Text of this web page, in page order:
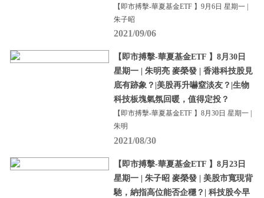
【即市搏擊-華夏基金ETF 】9月6日 星期一 |
朱子昭
2021/09/06
【即市搏擊-華夏基金ETF 】8月30日
星期一 | 朱明亮 麥榮發 | 香港科技股見
底有跡象？|美股再升嚇窒淡友？|生物
科技板塊氣氛回暖，值得定投？
【即市搏擊-華夏基金ETF 】8月30日 星期一 |
朱明
2021/08/30
【即市搏擊-華夏基金ETF 】8月23日
星期一 | 朱子昭 麥榮發 | 美股市寬現背
馳，納指高位能否企穩？| 科技股今早